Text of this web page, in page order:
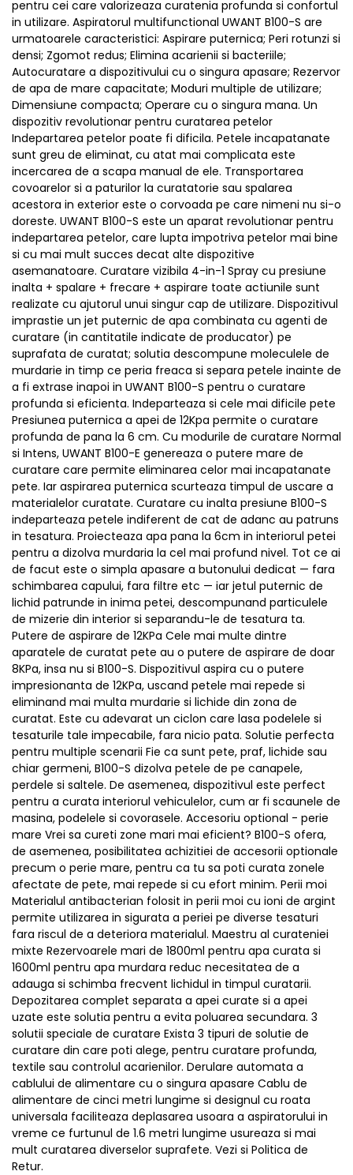
pentru cei care valorizeaza curatenia profunda si confortul
in utilizare. Aspiratorul multifunctional UWANT B100-S are
urmatoarele caracteristici: Aspirare puternica; Peri rotunzi si
densi; Zgomot redus; Elimina acarienii si bacteriile;
Autocuratare a dispozitivului cu o singura apasare; Rezervor
de apa de mare capacitate; Moduri multiple de utilizare;
Dimensiune compacta; Operare cu o singura mana. Un
dispozitiv revolutionar pentru curatarea petelor
Indepartarea petelor poate fi dificila. Petele incapatanate
sunt greu de eliminat, cu atat mai complicata este
incercarea de a scapa manual de ele. Transportarea
covoarelor si a paturilor la curatatorie sau spalarea
acestora in exterior este o corvoada pe care nimeni nu si-o
doreste. UWANT B100-S este un aparat revolutionar pentru
indepartarea petelor, care lupta impotriva petelor mai bine
si cu mai mult succes decat alte dispozitive
asemanatoare. Curatare vizibila 4-in-1 Spray cu presiune
inalta + spalare + frecare + aspirare toate actiunile sunt
realizate cu ajutorul unui singur cap de utilizare. Dispozitivul
imprastie un jet puternic de apa combinata cu agenti de
curatare (in cantitatile indicate de producator) pe
suprafata de curatat; solutia descompune moleculele de
murdarie in timp ce peria freaca si separa petele inainte de
a fi extrase inapoi in UWANT B100-S pentru o curatare
profunda si eficienta. Indeparteaza si cele mai dificile pete
Presiunea puternica a apei de 12Kpa permite o curatare
profunda de pana la 6 cm. Cu modurile de curatare Normal
si Intens, UWANT B100-E genereaza o putere mare de
curatare care permite eliminarea celor mai incapatanate
pete. Iar aspirarea puternica scurteaza timpul de uscare a
materialelor curatate. Curatare cu inalta presiune B100-S
indeparteaza petele indiferent de cat de adanc au patruns
in tesatura. Proiecteaza apa pana la 6cm in interiorul petei
pentru a dizolva murdaria la cel mai profund nivel. Tot ce ai
de facut este o simpla apasare a butonului dedicat — fara
schimbarea capului, fara filtre etc — iar jetul puternic de
lichid patrunde in inima petei, descompunand particulele
de mizerie din interior si separandu-le de tesatura ta.
Putere de aspirare de 12KPa Cele mai multe dintre
aparatele de curatat pete au o putere de aspirare de doar
8KPa, insa nu si B100-S. Dispozitivul aspira cu o putere
impresionanta de 12KPa, uscand petele mai repede si
eliminand mai multa murdarie si lichide din zona de
curatat. Este cu adevarat un ciclon care lasa podelele si
tesaturile tale impecabile, fara nicio pata. Solutie perfecta
pentru multiple scenarii Fie ca sunt pete, praf, lichide sau
chiar germeni, B100-S dizolva petele de pe canapele,
perdele si saltele. De asemenea, dispozitivul este perfect
pentru a curata interiorul vehiculelor, cum ar fi scaunele de
masina, podelele si covorasele. Accesoriu optional - perie
mare Vrei sa cureti zone mari mai eficient? B100-S ofera,
de asemenea, posibilitatea achizitiei de accesorii optionale
precum o perie mare, pentru ca tu sa poti curata zonele
afectate de pete, mai repede si cu efort minim. Perii moi
Materialul antibacterian folosit in perii moi cu ioni de argint
permite utilizarea in sigurata a periei pe diverse tesaturi
fara riscul de a deteriora materialul. Maestru al curateniei
mixte Rezervoarele mari de 1800ml pentru apa curata si
1600ml pentru apa murdara reduc necesitatea de a
adauga si schimba frecvent lichidul in timpul curatarii.
Depozitarea complet separata a apei curate si a apei
uzate este solutia pentru a evita poluarea secundara. 3
solutii speciale de curatare Exista 3 tipuri de solutie de
curatare din care poti alege, pentru curatare profunda,
textile sau controlul acarienilor. Derulare automata a
cablului de alimentare cu o singura apasare Cablu de
alimentare de cinci metri lungime si designul cu roata
universala faciliteaza deplasarea usoara a aspiratorului in
vreme ce furtunul de 1.6 metri lungime usureaza si mai
mult curatarea diverselor suprafete. Vezi si Politica de
Retur.